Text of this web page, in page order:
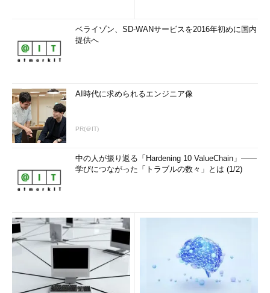
ベライゾン、SD-WANサービスを2016年初めに国内
提供へ
AI時代に求められるエンジニア像
PR(＠IT)
中の人が振り返る「Hardening 10 ValueChain」――
学びにつながった「トラブルの数々」とは (1/2)